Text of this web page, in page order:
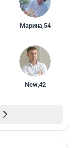
Марина,54
New,42